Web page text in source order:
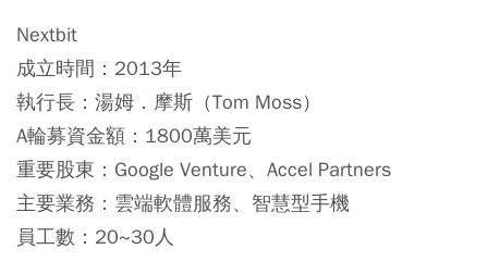
Nextbit
成立時間：2013年
執行長：湯姆．摩斯（Tom Moss）
A輪募資金額：1800萬美元
重要股東：Google Venture、Accel Partners
主要業務：雲端軟體服務、智慧型手機
員工數：20~30人